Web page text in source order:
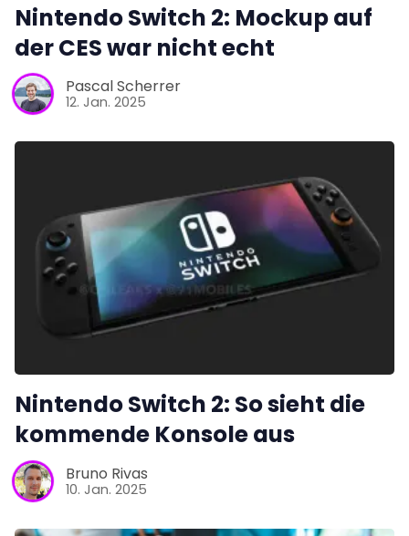
Nintendo Switch 2: Mockup auf
der CES war nicht echt
Pascal Scherrer
12. Jan. 2025
Nintendo Switch 2: So sieht die
kommende Konsole aus
Bruno Rivas
10. Jan. 2025